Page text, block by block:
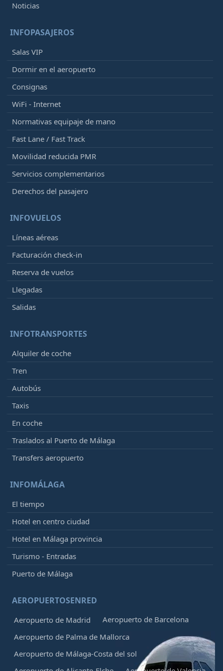
Noticias
INFOPASAJEROS
Salas VIP
Dormir en el aeropuerto
Consignas
WiFi - Internet
Normativas equipaje de mano
Fast Lane / Fast Track
Movilidad reducida PMR
Servicios complementarios
Derechos del pasajero
INFOVUELOS
Líneas aéreas
Facturación check-in
Reserva de vuelos
Llegadas
Salidas
INFOTRANSPORTES
Alquiler de coche
Tren
Autobús
Taxis
En coche
Traslados al Puerto de Málaga
Transfers aeropuerto
INFOMÁLAGA
El tiempo
Hotel en centro ciudad
Hotel en Málaga provincia
Turismo - Entradas
Puerto de Málaga
AEROPUERTOSENRED
Aeropuerto de Madrid
Aeropuerto de Barcelona
Aeropuerto de Palma de Mallorca
Aeropuerto de Málaga-Costa del sol